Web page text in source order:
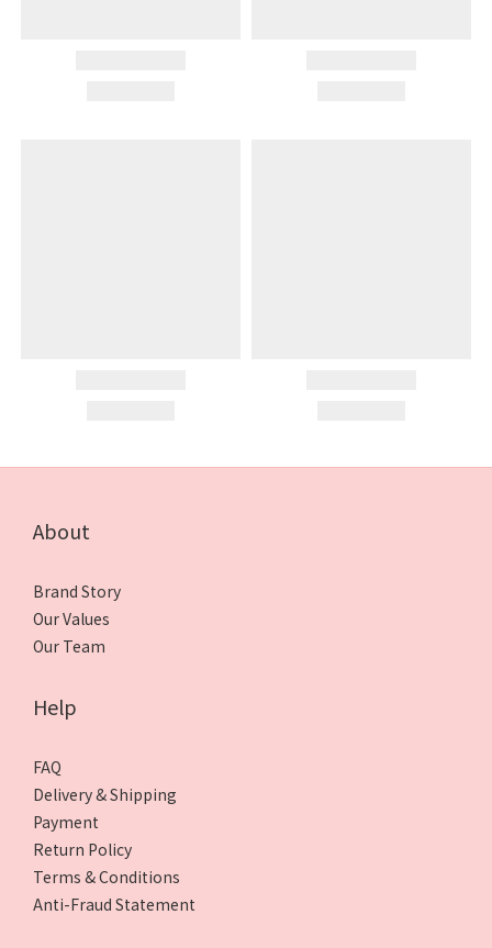
About
Brand Story
Our Values
Our Team
Help
FAQ
Delivery & Shipping
Payment
Return Policy
Terms & Conditions
Anti-Fraud Statement